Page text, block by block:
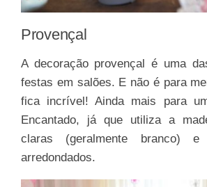
Provençal
A decoração provençal é uma
festas em salões. E não é para
fica incrível! Ainda mais para
Encantado, já que utiliza a
claras (geralmente branco) e
arredondados.